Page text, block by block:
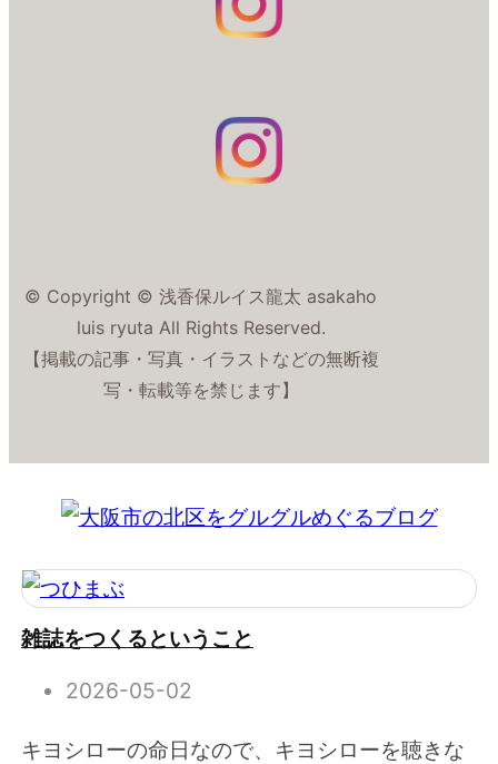
© Copyright © 浅香保ルイス龍太 asakaho
luis ryuta All Rights Reserved.
【掲載の記事・写真・イラストなどの無断複
写・転載等を禁じます】
雑誌をつくるということ
2026-05-02
キヨシローの命日なので、キヨシローを聴きな